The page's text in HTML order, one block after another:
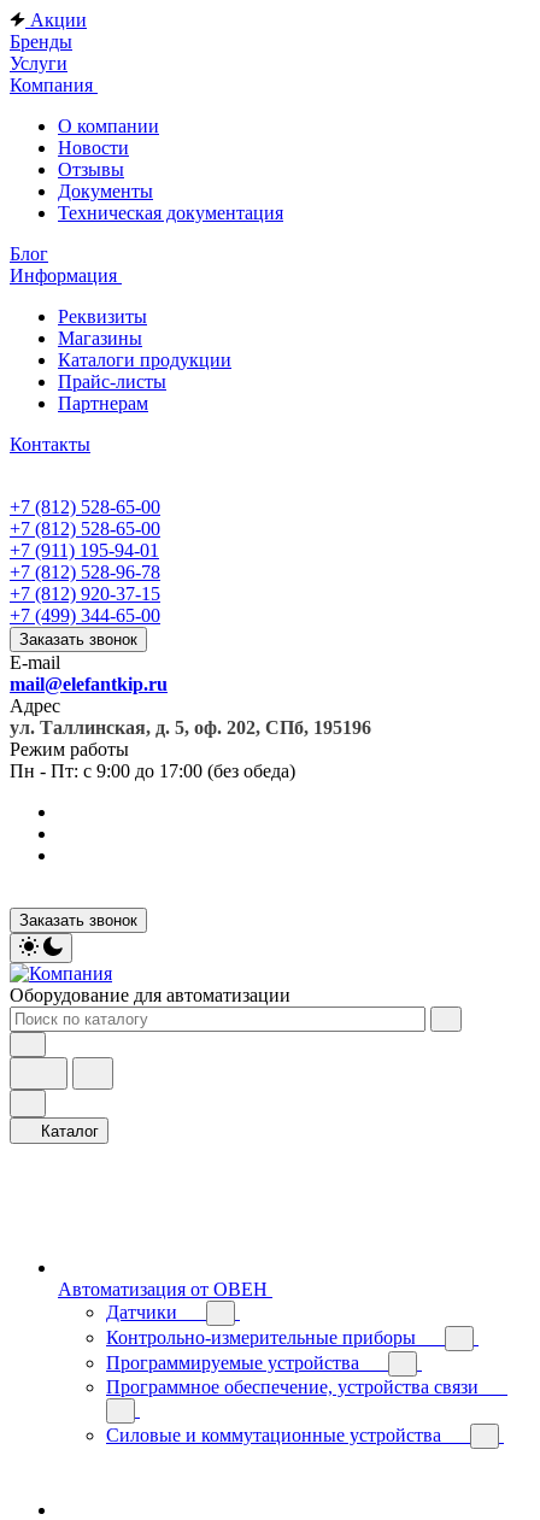
Акции
Бренды
Услуги
Компания
О компании
Новости
Отзывы
Документы
Техническая документация
Блог
Информация
Реквизиты
Магазины
Каталоги продукции
Прайс-листы
Партнерам
Контакты
+7 (812) 528-65-00
+7 (812) 528-65-00
+7 (911) 195-94-01
+7 (812) 528-96-78
+7 (812) 920-37-15
+7 (499) 344-65-00
Заказать звонок
E-mail
mail@elefantkip.ru
Адрес
ул. Таллинская, д. 5, оф. 202, СПб, 195196
Режим работы
Пн - Пт: с 9:00 до 17:00 (без обеда)
Заказать звонок
Оборудование для автоматизации
Каталог
Автоматизация от ОВЕН
Датчики
Контрольно-измерительные приборы
Программируемые устройства
Программное обеспечение, устройства связи
Силовые и коммутационные устройства